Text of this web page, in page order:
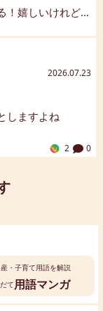
ね。
！嬉しいけれど
体験談を集め
しますよね
2026.07.23
2 0
・子育て用語を解説
て用語マンガ